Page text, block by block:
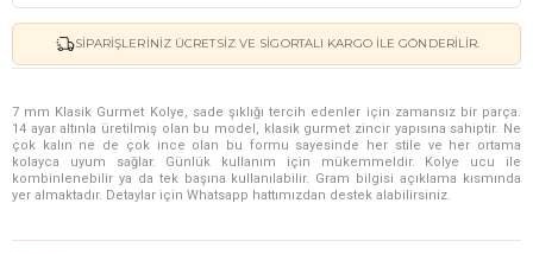
SIPARIŞLERINIZ ÜCRETSIZ VE SIGORTALI KARGO ILE GÖNDERILIR.
7 mm Klasik Gurmet Kolye, sade şıklığı tercih edenler için zamansız bir parça.
14 ayar altınla üretilmiş olan bu model, klasik gurmet zincir yapısına sahiptir. Ne
çok kalın ne de çok ince olan bu formu sayesinde her stile ve her ortama
kolayca uyum sağlar. Günlük kullanım için mükemmeldir. Kolye ucu ile
kombinlenebilir ya da tek başına kullanılabilir. Gram bilgisi açıklama kısmında
yer almaktadır. Detaylar için Whatsapp hattımızdan destek alabilirsiniz.